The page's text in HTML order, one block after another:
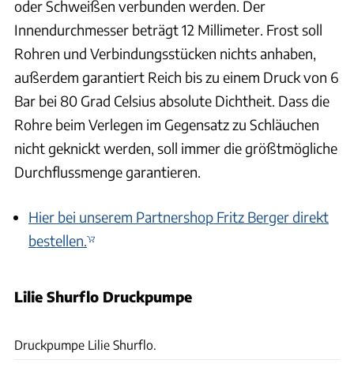
oder Schweißen verbunden werden. Der
Innendurchmesser beträgt 12 Millimeter. Frost soll
Rohren und Verbindungsstücken nichts anhaben,
außerdem garantiert Reich bis zu einem Druck von 6
Bar bei 80 Grad Celsius absolute Dichtheit. Dass die
Rohre beim Verlegen im Gegensatz zu Schläuchen
nicht geknickt werden, soll immer die größtmögliche
Durchflussmenge garantieren.
Hier bei unserem Partnershop Fritz Berger direkt
bestellen.
Lilie Shurflo Druckpumpe
Druckpumpe Lilie Shurflo.